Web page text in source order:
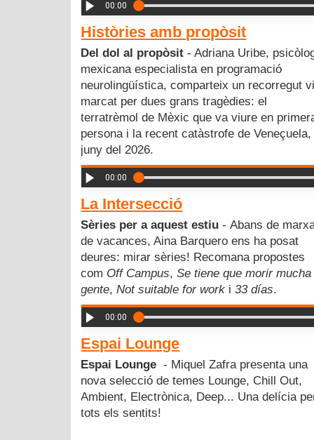
00:00
Històries amb propòsit
Del dol al propòsit- Adriana Uribe,
mexicana especialista en programació
neurolingüística, comparteix un recorregut
marcat per dues grans tragèdies: el
terratrèmol de Mèxic que va viure en
persona i la recent catàstrofe de
juny del 2026.
00:00
La Intersecció
Sèries per a aquest estiu - Abans de
de vacances, Aina Barquero ens ha posat
deures: mirar sèries! Recomana propostes
com Off Campus,Se tiene que morir mucha
gente,Not suitable for work i33 días.
00:00
Espai Lounge
Espai Lounge - Miquel Zafra presenta una
nova selecció de temes Lounge, Chill Out,
Ambient, Electrònica, Deep... Una delícia
tots els sentits!